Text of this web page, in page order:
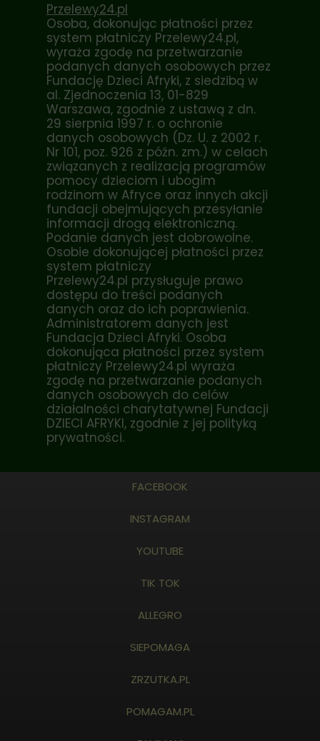
Przelewy24.pl
Osoba, dokonując płatności przez
system płatniczy Przelewy24.pl,
wyraża zgodę na przetwarzanie
podanych danych osobowych przez
Fundację Dzieci Afryki, z siedzibą w
al. Zjednoczenia 13, 01-829
Warszawa, zgodnie z ustawą z dn.
29 sierpnia 1997 r. o ochronie
danych osobowych (Dz. U. z 2002 r.
Nr 101, poz. 926 z późn. zm.) w celach
związanych z realizacją programów
pomocy dzieciom i ubogim
rodzinom w Afryce oraz innych akcji
fundacji obejmujących przesyłanie
informacji drogą elektroniczną.
Podanie danych jest dobrowolne.
Osobie dokonującej płatności przez
system płatniczy
Przelewy24.pl przysługuje prawo
dostępu do treści podanych
danych oraz do ich poprawienia.
Administratorem danych jest
Fundacja Dzieci Afryki. Osoba
dokonująca płatności przez system
płatniczy Przelewy24.pl wyraża
zgodę na przetwarzanie podanych
danych osobowych do celów
działalności charytatywnej Fundacji
DZIECI AFRYKI, zgodnie z jej polityką
prywatności.
FACEBOOK
INSTAGRAM
YOUTUBE
TIK TOK
ALLEGRO
SIEPOMAGA
ZRZUTKA.PL
POMAGAM.PL